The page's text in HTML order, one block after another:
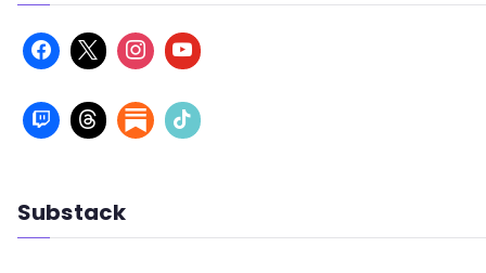
Substack